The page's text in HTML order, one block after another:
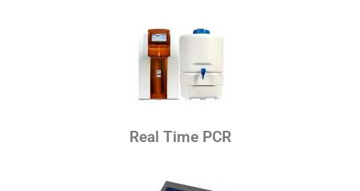
Real Time PCR